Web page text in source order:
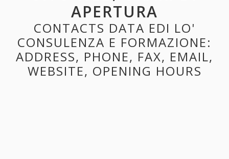
APERTURA
CONTACTS DATA EDI LO'
CONSULENZA E FORMAZIONE:
ADDRESS, PHONE, FAX, EMAIL,
WEBSITE, OPENING HOURS